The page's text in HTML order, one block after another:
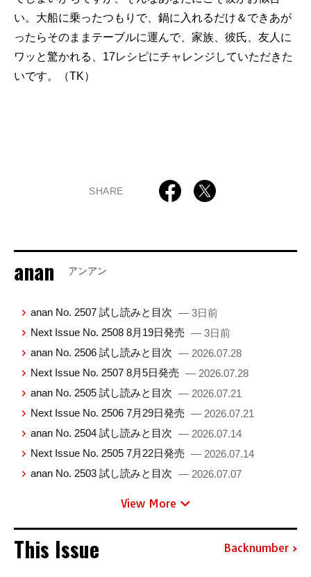
い。大船に乗ったつもりで、鍋に入れるだけ＆できあが
ったらそのままテーブルに運んで、家族、彼氏、友人に
ワッと驚かれる、17レシピにチャレンジしていただきた
いです。（TK）
SHARE
anan アンアン
anan No. 2507 試し読みと目次 — 3日前
Next Issue No. 2508 8月19日発売 — 3日前
anan No. 2506 試し読みと目次 — 2026.07.28
Next Issue No. 2507 8月5日発売 — 2026.07.28
anan No. 2505 試し読みと目次 — 2026.07.21
Next Issue No. 2506 7月29日発売 — 2026.07.21
anan No. 2504 試し読みと目次 — 2026.07.14
Next Issue No. 2505 7月22日発売 — 2026.07.14
anan No. 2503 試し読みと目次 — 2026.07.07
View More
This Issue Backnumber